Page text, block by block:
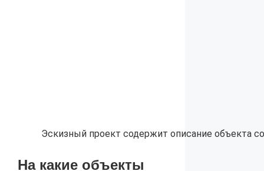
Эскизный проект содержит описание объекта
На какие объекты